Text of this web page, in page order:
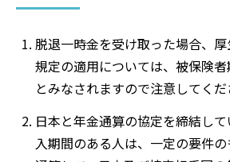
脱退一時金を受け取った場合、
規定の適用については、被保険
とみなされますので注意してくだ
日本と年金通算の協定を締結し
入期間のある人は、一定の要件